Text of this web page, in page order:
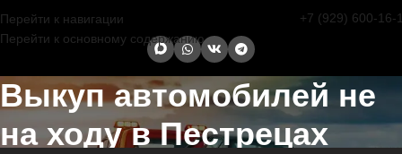
Перейти к навигации
Перейти к основному содержанию
+7 (929) 600-16-
Выкуп автомобилей не
на ходу в Пестрецах